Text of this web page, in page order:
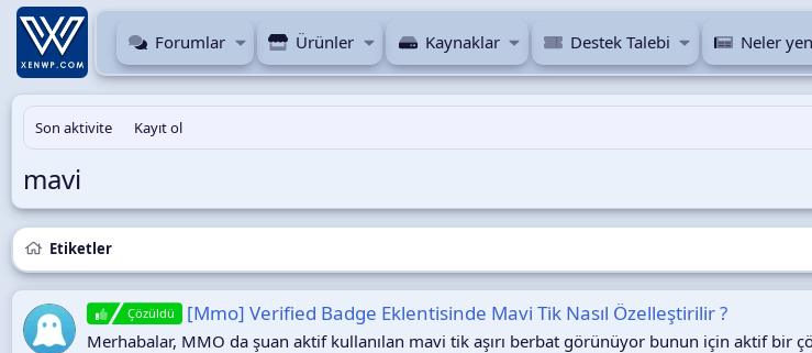
Forumlar Ürünler Kaynaklar Destek Talebi Neler
Son aktivite Kayıt ol
mavi
Etiketler
Çözüldü [Mmo] Verified Badge Eklentisinde Mavi Ti̇k Nasıl Özelleştirilir ?
Merhabalar, MMO da şuan aktif kullanılan mavi tik aşırı berbat görünüyor bunun için aktif bir